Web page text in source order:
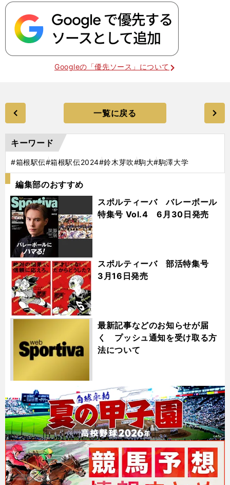
Googleの「優先ソース」について
一覧に戻る
キーワード
#箱根駅伝#箱根駅伝2024#鈴木芽吹#駒大#駒澤大学
編集部のおすすめ
スポルティーバ バレーボール
特集号 Vol.4 6月30日発売
スポルティーバ 部活特集号
3月16日発売
最新記事などのお知らせが届
く プッシュ通知を受け取る方
法について